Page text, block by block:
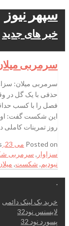
سپهر نیوز
خبر های جدید
سرمربی
سرمربی میلان:
حذفی با یک گل در
فصل را با کسب
این شکست گفت:
روز تمرینات کاملی
Posted on می 23, 2016
سزاوار , سرمربی
نبودیم, شکست,
.
خرید بک لینک دائمی
لایسنس نود32
پسورد نود 32